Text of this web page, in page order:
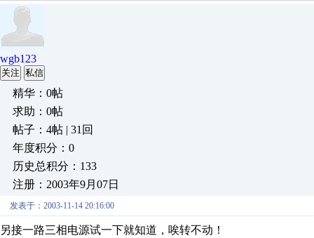
wgb123
关注 私信
精华：0帖
求助：0帖
帖子：4帖 | 31回
年度积分：0
历史总积分：133
注册：2003年9月07日
发表于：2003-11-14 20:16:00
另接一路三相电源试一下就知道，唉转不动！